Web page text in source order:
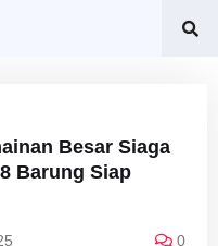
Besar Siaga
Barung Siap
0